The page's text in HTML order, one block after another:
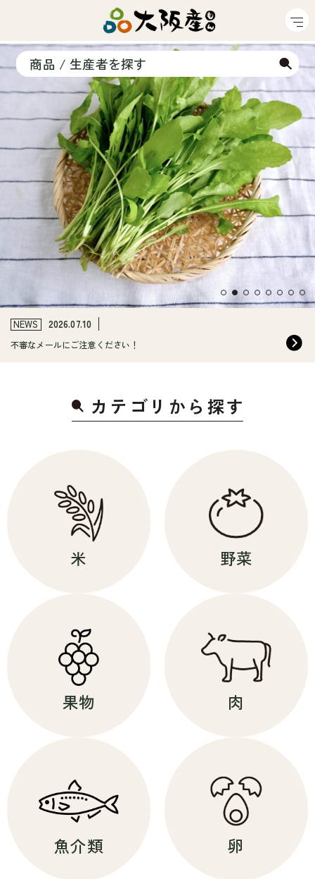
商品 / 生産者を探す
NEWS 2026.07.10
不審なメールにご注意ください！
カテゴリから探す
米 野菜
果物 肉
魚介類 卵